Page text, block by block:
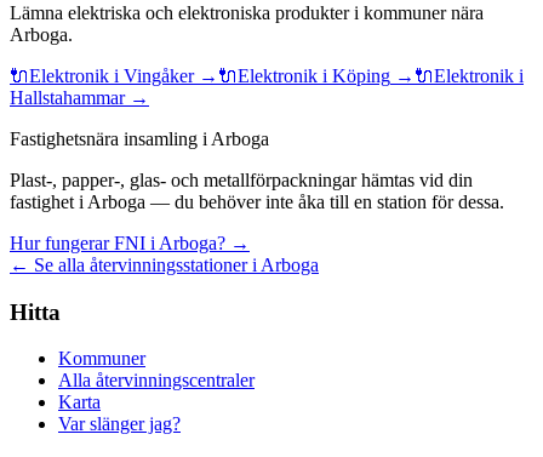
Lämna elektriska och elektroniska produkteri kommuner nära
Arboga.
🔌Elektronik i Vingåker→ 🔌Elektronik i Köping → 🔌Elektronik i
Hallstahammar→
Fastighetsnära insamling i Arboga
Plast-, papper-, glas- och metallförpackningar hämtas vid din
fastighet i Arboga — du behöver inte åka till en station för dessa.
Hur fungerar FNI i Arboga? →
← Se alla återvinningsstationer i Arboga
Hitta
Kommuner
Alla återvinningscentraler
Karta
Var slänger jag?